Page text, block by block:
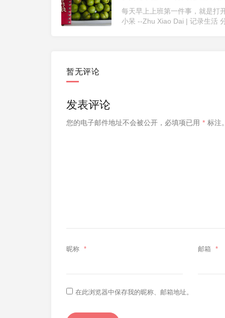
每天早上上班第一件事，就是打
暂无评论
发表评论
您的电子邮件地址不会被公开， 必填项已用 * 标注
昵称 * 邮箱 *
在此浏览器中保存我的昵称、邮箱地址。